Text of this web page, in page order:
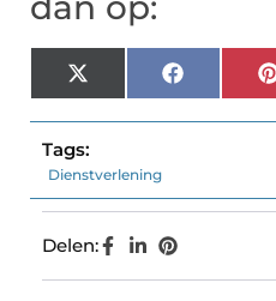
X
(Twitter)
Facebook
Tags:
Dienstverlening
Delen: